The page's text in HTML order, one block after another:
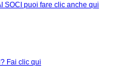
SOCI puoi fare clic anche qui
Fai clic qui